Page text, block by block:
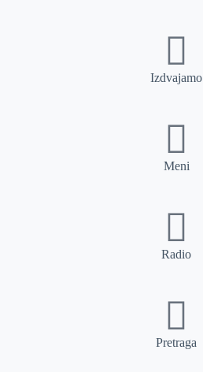
Izdvajamo
Meni
Radio
Pretraga